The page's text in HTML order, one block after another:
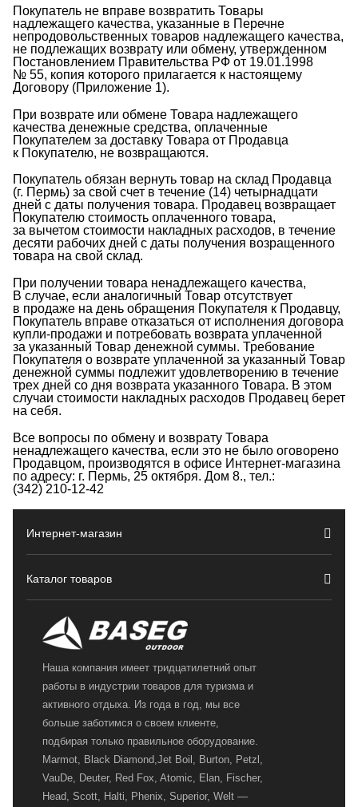
Покупатель не вправе возвратить Товары
надлежащего качества, указанные в Перечне
непродовольственных товаров надлежащего качества,
не подлежащих возврату или обмену, утвержденном
Постановлением Правительства РФ от 19.01.1998
№ 55, копия которого прилагается к настоящему
Договору (Приложение 1).
При возврате или обмене Товара надлежащего
качества денежные средства, оплаченные
Покупателем за доставку Товара от Продавца
к Покупателю, не возвращаются.
Покупатель обязан вернуть товар на склад Продавца
(г. Пермь) за свой счет в течение (14) четырнадцати
дней с даты получения товара. Продавец возвращает
Покупателю стоимость оплаченного товара,
за вычетом стоимости накладных расходов, в течение
десяти рабочих дней с даты получения возращенного
товара на свой склад.
При получении товара ненадлежащего качества,
В случае, если аналогичный Товар отсутствует
в продаже на день обращения Покупателя к Продавцу,
Покупатель вправе отказаться от исполнения договора
купли-продажи и потребовать возврата уплаченной
за указанный Товар денежной суммы. Требование
Покупателя о возврате уплаченной за указанный Товар
денежной суммы подлежит удовлетворению в течение
трех дней со дня возврата указанного Товара. В этом
случаи стоимости накладных расходов Продавец берет
на себя.
Все вопросы по обмену и возврату Товара
ненадлежащего качества, если это не было оговорено
Продавцом, производятся в офисе Интернет-магазина
по адресу: г. Пермь, 25 октября. Дом 8., тел.:
(342) 210-12-42
Интернет-магазин
Каталог товаров
Наша компания имеет тридцатилетний опыт
работы в индустрии товаров для туризма и
активного отдыха. Из года в год, мы все
больше заботимся о своем клиенте,
подбирая только правильное оборудование.
Marmot, Black Diamond,Jet Boil, Burton, Petzl,
VauDe, Deuter, Red Fox, Atomic, Elan, Fischer,
Head, Scott, Halti, Phenix, Superior, Welt —